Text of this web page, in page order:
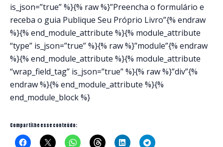
is_json=”true” %}{% raw %}”Preencha o formulário e
receba o guia Publique Seu Próprio Livro”{% endraw
%}{% end_module_attribute %}{% module_attribute
“type” is_json=”true” %}{% raw %}”module”{% endraw
%}{% end_module_attribute %}{% module_attribute
“wrap_field_tag” is_json=”true” %}{% raw %}”div”{%
endraw %}{% end_module_attribute %}{%
end_module_block %}
Compartilhe esse conteúdo: